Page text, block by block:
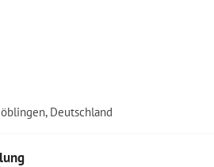
Deutschland